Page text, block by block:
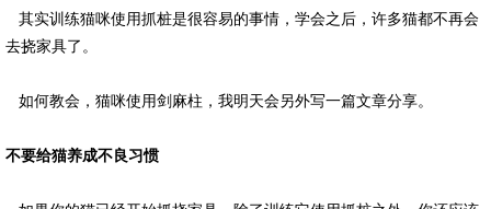
其实训练猫咪使用抓桩是很容易的事情，学会之后，许多猫都不再会
去挠家具了。
如何教会，猫咪使用剑麻柱，我明天会另外写一篇文章分享。
不要给猫养成不良习惯